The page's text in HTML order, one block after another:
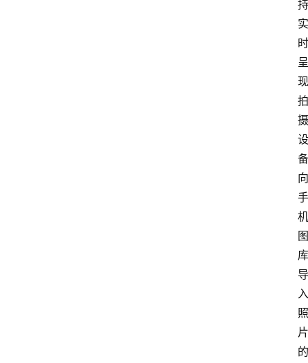
持
实
时
呈
现
拍
摄
设
备
向
手
机
图
库
导
入
照
片
的